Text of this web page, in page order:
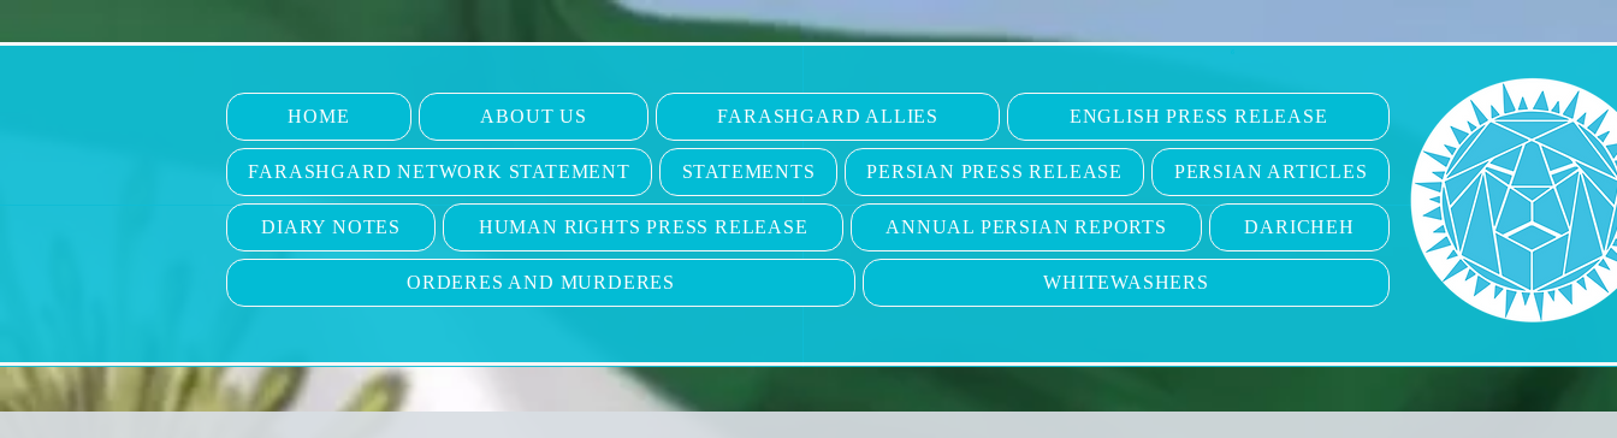
HOME ABOUT US FARASHGARD ALLIES ENGLISH PRESS RELEASE
FARASHGARD NETWORK STATEMENT STATEMENTS PERSIAN PRESS RELEASE PERSIAN ARTICLES
DIARY NOTES HUMAN RIGHTS PRESS RELEASE ANNUAL PERSIAN REPORTS DARICHEH
ORDERES AND MURDERES WHITEWASHERS